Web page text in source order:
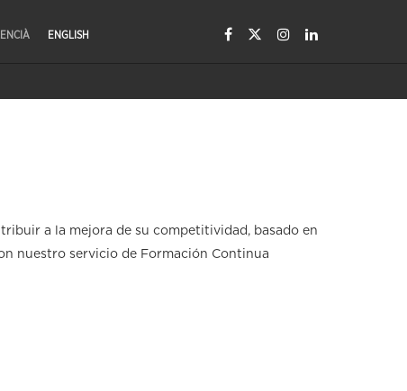
ENGLISH
a la mejora de su competitividad, basado en
nuestro servicio de Formación Continua